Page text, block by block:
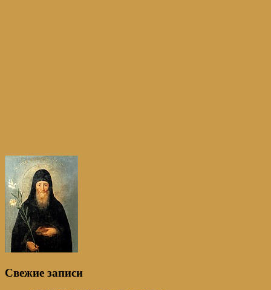
Свежие записи